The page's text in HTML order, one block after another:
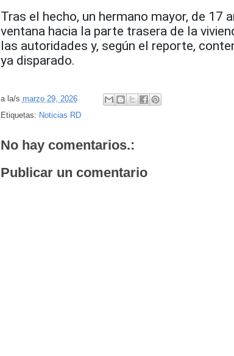
Tras el hecho, un hermano mayor, de 17
ventana hacia la parte trasera de la
las autoridades y, según el reporte,
ya disparado.
a la/s marzo 29, 2026
Etiquetas: Noticias RD
No hay comentarios.:
Publicar un comentario